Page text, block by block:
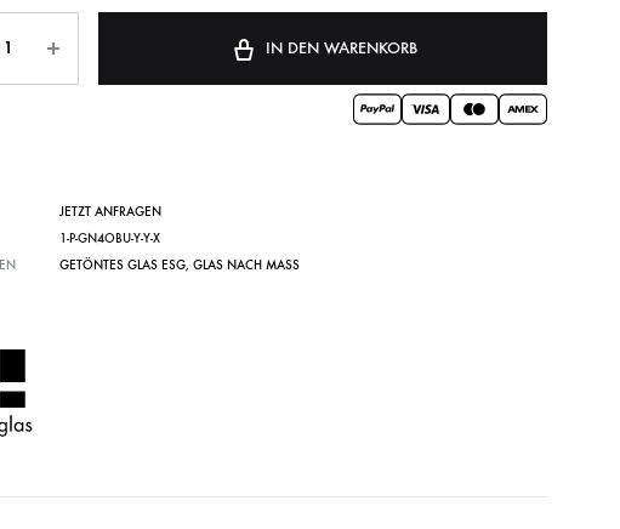
IN DEN WARENKORB
JETZT ANFRAGEN
1-P-GN4OBU-Y-Y-X
GETÖNTES GLAS ESG, GLAS NACH MASS